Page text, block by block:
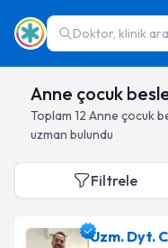
Doktor, klinik
Anne çocuk
Toplam 12 Anne çocuk
uzman bulundu
Filtrele
Uzm. Dyt.